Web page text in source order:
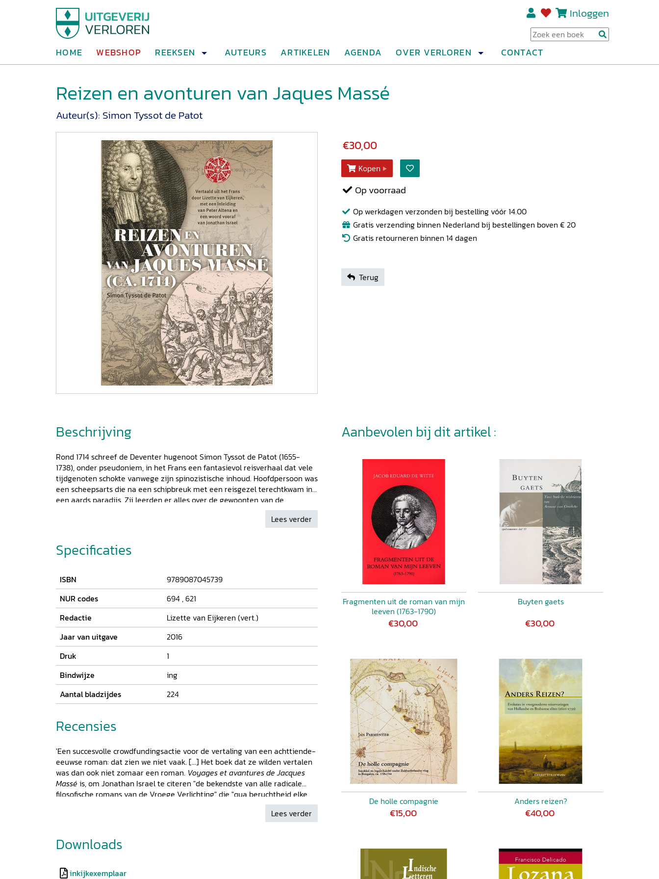
Inloggen
HOME WEBSHOP REEKSEN AUTEURS ARTIKELEN AGENDA OVER VERLOREN CONTACT
Reizen en avonturen van Jaques Massé
Auteur(s): Simon Tyssot de Patot
€30,00
Kopen
Op voorraad
Op werkdagen verzonden bij bestelling vóór 14.00
Gratis verzending binnen Nederland bij bestellingen boven € 20
Gratis retourneren binnen 14 dagen
Terug
Beschrijving
Rond 1714 schreef de Deventer hugenoot Simon Tyssot de Patot (1655-
1738), onder pseudoniem, in het Frans een fantasievol reisverhaal dat vele
tijdgenoten schokte vanwege zijn spinozistische inhoud. Hoofdpersoon was
een scheepsarts die na een schipbreuk met een reisgezel terechtkwam in
een aards paradijs. Zij leerden er alles over de gewoonten van de
bevolking. Toen zij op hun beurt uitleg gaven over het christendom,
merkten ze dat dit volkomen absurd werd bevonden. Ook andere
dominicaan en met een tot de islam bekeerde Gascogner, boden stof tot
filosofische en maatschappijkritische bespiegelingen. Het boek beleefde
Jonathan Israel overvleugelt het alle filosofische romans van zijn tijd. Deze
geruchtmakende tekst is nu voor het eerst in modern Nederlands vertaald.
De inleiding beschrijft de literair-historische context.
Lees verder
Specificaties
ISBN
9789087045739
NUR codes
694 ,621
Redactie
Lizette van Eijkeren (vert.)
Jaar van uitgave
2016
Druk
1
Bindwijze
ing
Aantal bladzijdes
224
Recensies
'Een succesvolle crowdfundingsactie voor de vertaling van een achttiende-
eeuwse roman: dat zien we niet vaak. [...] Het boek dat ze wilden vertalen
was dan ook niet zomaar een roman. Voyages et avantures de Jacques
Massé is, om Jonathan Israel te citeren "de bekendste van alle radicale
filosofische romans van de Vroege Verlichting" die "qua beruchtheid elke
andere filosofische roman van de achttiende eeuw overvleugelde". [...]
Altena stelt dat men in 1727 in zijn [de auteur Simon Tyssot de Patot]
ontmaskering van Tyssot als auteur van de Massé-roman, maar dat het
om de man zelf en zijn godslastering en spinozisme ging. Dat de interesse
toont de totstandkoming van deze goedverzorgde vertaling aan.'
Lees verder
Downloads
inkijkexemplaar
Aanbevolen bij dit artikel :
Fragmenten uit de roman van mijn
leeven (1763-1790)
€30,00
Buyten gaets
€30,00
De holle compagnie
€15,00
Anders reizen?
€40,00